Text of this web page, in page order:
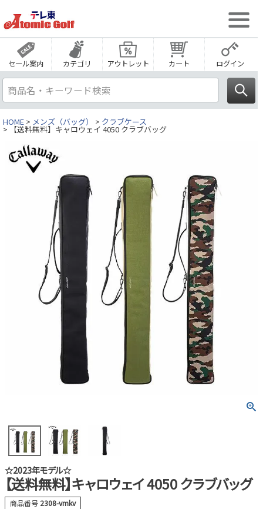
セール案内 カテゴリ アウトレット カート ログイン
HOME メンズ（バッグ） クラブケース
【送料無料】キャロウェイ 4050 クラブバッグ
☆2023年モデル☆
【送料無料】キャロウェイ 4050 クラブバッグ
商品番号 2308-vmkv